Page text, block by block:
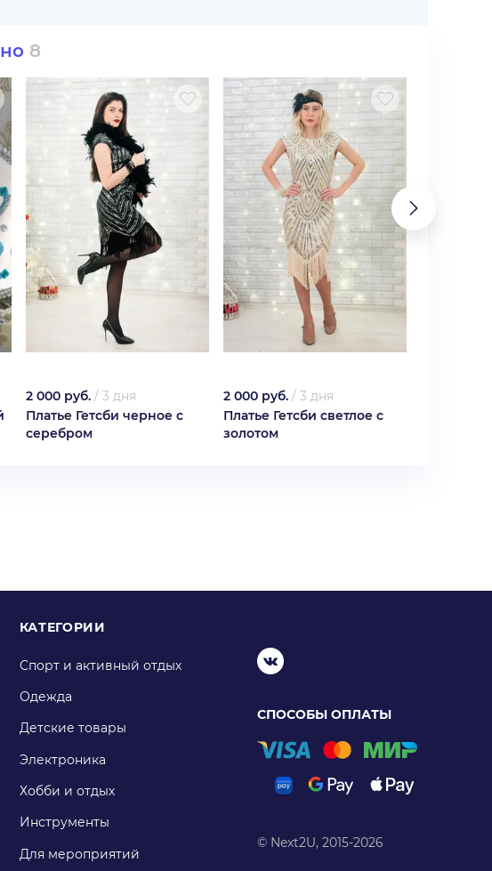
8
2 000 руб. / 3 дня
Платье Гетсби черное с
серебром
2 000 руб. / 3 дня
Платье Гетсби светлое с
золотом
КАТЕГОРИИ
Спорт и активный отдых
Одежда
Детские товары
Электроника
Хобби и отдых
Инструменты
Для мероприятий
СПОСОБЫ ОПЛАТЫ
© Next2U, 2015-2026